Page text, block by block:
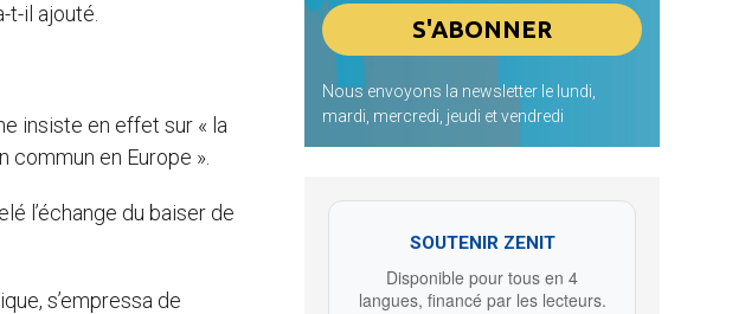
t-il ajouté.
insiste en effet sur « la
en Europe ».
l’échange du baiser de
s’empressa de
Nous envoyons la newsletter le lundi,
mardi, mercredi, jeudi et vendredi
SOUTENIR ZENIT
Disponible pour tous en 4
langues, financé par les lecteurs.